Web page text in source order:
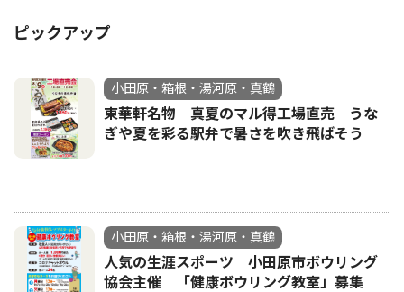
ピックアップ
小田原・箱根・湯河原・真鶴
東華軒名物 真夏のマル得工場直売 うな
ぎや夏を彩る駅弁で暑さを吹き飛ばそう
小田原・箱根・湯河原・真鶴
人気の生涯スポーツ 小田原市ボウリング
協会主催 「健康ボウリング教室」募集